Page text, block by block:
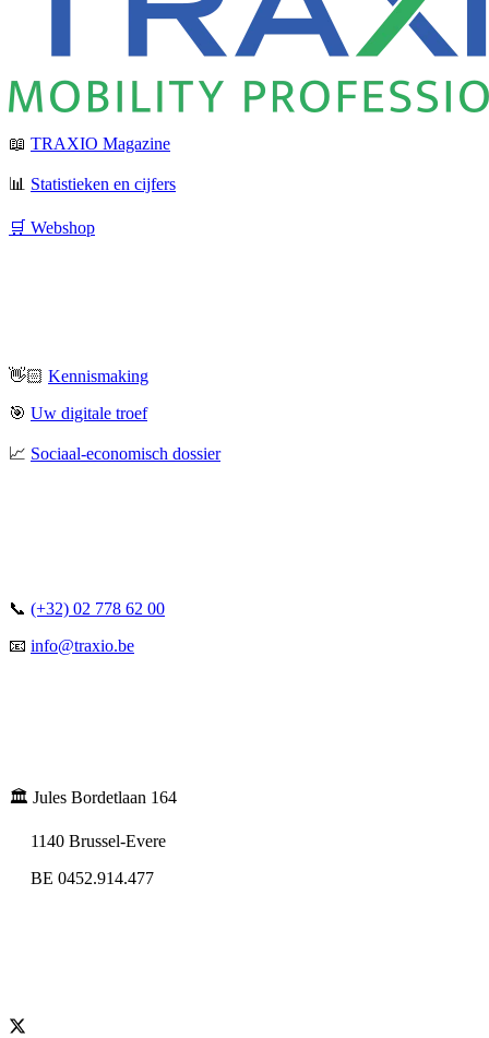
📖 TRAXIO Magazine
📊 Statistieken en cijfers
🛒 Webshop
👋🏻 Kennismaking
🎯 Uw digitale troef
📈 Sociaal-economisch dossier
📞 (+32) 02 778 62 00
📧 info@traxio.be
🏛️ Jules Bordetlaan 164
1140 Brussel-Evere
BE 0452.914.477